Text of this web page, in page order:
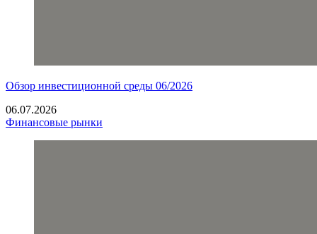
Обзор инвестиционной среды 06/2026
06.07.2026
Финансовые рынки